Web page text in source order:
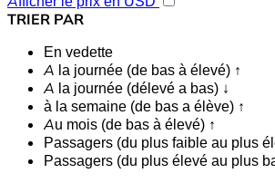
TRIER PAR
En vedette
A la journée (de bas à élevé) ↑
A la journée (délevé a bas) ↓
à la semaine (de bas a élève) ↑
Au mois (de bas à élevé) ↑
Passagers (du plus faible au plus
Passagers (du plus élevé au plus